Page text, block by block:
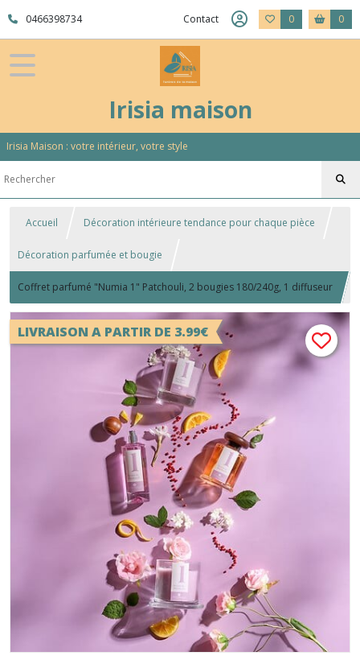
0466398734 Contact 0 0
Irisia maison
Irisia Maison : votre intérieur, votre style
Accueil Décoration intérieure tendance pour chaque pièce
Décoration parfumée et bougie
Coffret parfumé "Numia 1" Patchouli, 2 bougies 180/240g, 1 diffuseur
180 ml, 1 spray 100 ml
LIVRAISON A PARTIR DE 3.99€